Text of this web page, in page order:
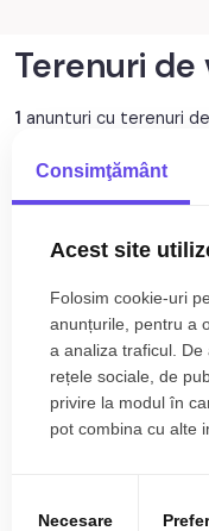
Terenuri de
1 anunturi cu terenuri
Consimţământ
Acest site
Folosim cookie-uri
anunțurile, pentru a
a analiza traficul.
rețele sociale, de
privire la modul în
pot combina cu alte
Necesare